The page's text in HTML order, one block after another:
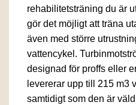
rehabilitetsträning du är
gör det möjligt att träna
även med större
vattencykel.
designad för proffs eller
levererar upp till 215 m3
samtidigt som den är